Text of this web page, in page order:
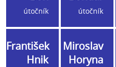
útočník útočník
František
Hnik
Miroslav
Horyna